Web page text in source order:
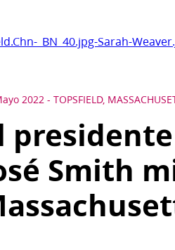
_BN_40.jpg-Sarah-
2022 - TOPSFIELD,
Smith